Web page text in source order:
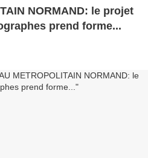
NORMAND: le projet
prend forme...